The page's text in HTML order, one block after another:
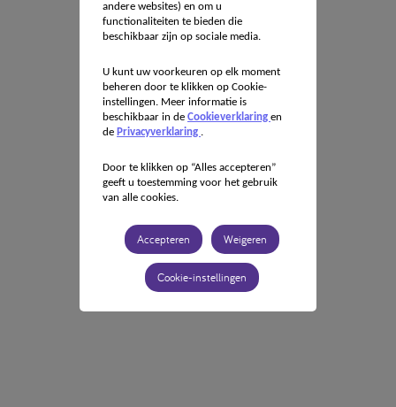
andere websites) en om u
functionaliteiten te bieden die
beschikbaar zijn op sociale media.
U kunt uw voorkeuren op elk moment
beheren door te klikken op Cookie-
instellingen. Meer informatie is
beschikbaar in de Cookieverklaring en
de Privacyverklaring .
Door te klikken op “Alles accepteren”
geeft u toestemming voor het gebruik
van alle cookies.
Accepteren Weigeren
Cookie-instellingen